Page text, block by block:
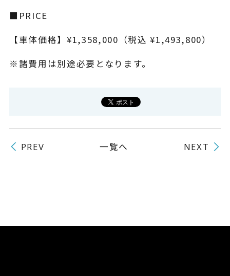
■PRICE
【車体価格】¥1,358,000（税込 ¥1,493,800）
※諸費用は別途必要となります。
PREV 一覧へ NEXT